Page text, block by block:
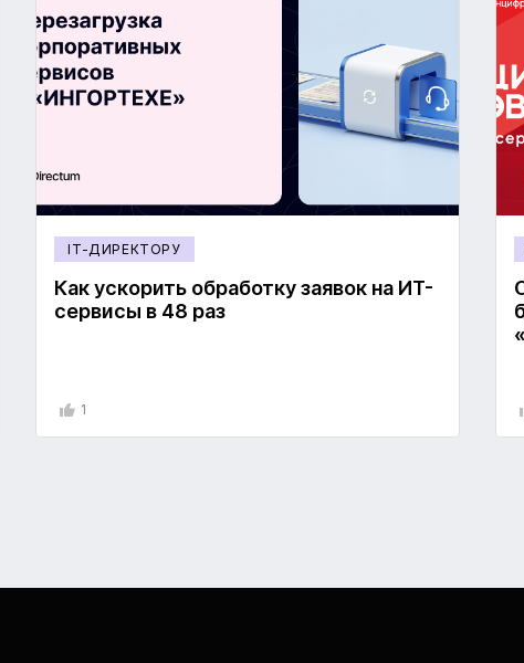
IT-ДИРЕКТОРУ
Как ускорить обработку заявок на ИТ-
сервисы в 48 раз
1